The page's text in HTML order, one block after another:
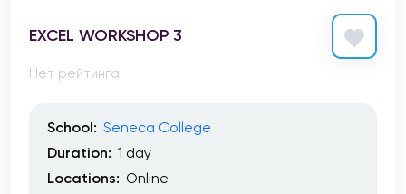
EXCEL WORKSHOP 3
Нет рейтинга
School: Seneca College
Duration: 1 day
Locations: Online